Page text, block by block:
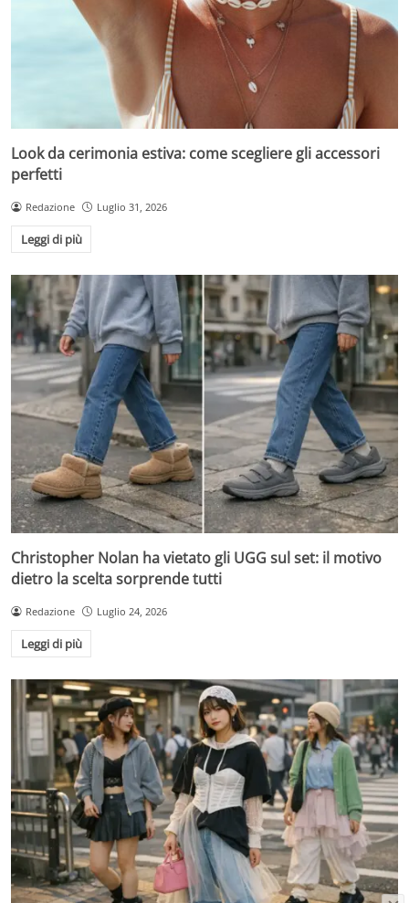
Look da cerimonia estiva: come scegliere gli accessori
perfetti
Redazione Luglio 31, 2026
Leggi di più
Christopher Nolan ha vietato gli UGG sul set: il motivo
dietro la scelta sorprende tutti
Redazione Luglio 24, 2026
Leggi di più